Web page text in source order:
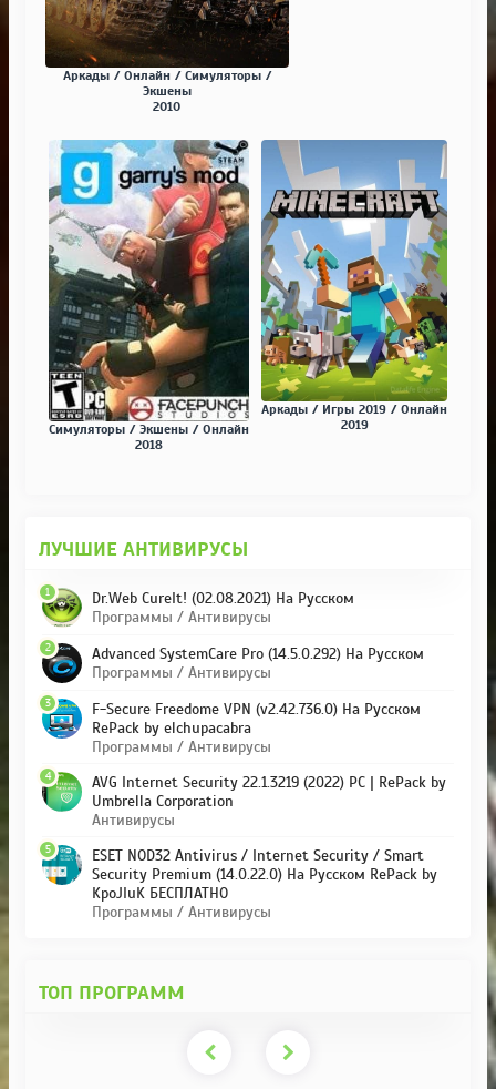
Аркады / Онлайн / Симуляторы /
Экшены
2010
Симуляторы / Экшены / Онлайн
2018
Аркады / Игры 2019 / Онлайн
2019
ЛУЧШИЕ АНТИВИРУСЫ
Dr.Web CureIt! (02.08.2021) На Русском
Программы / Антивирусы
1
Advanced SystemCare Pro (14.5.0.292) На Русском
Программы / Антивирусы
2
F-Secure Freedome VPN (v2.42.736.0) На Русском
RePack by elchupacabra
Программы / Антивирусы
3
AVG Internet Security 22.1.3219 (2022) PC | RePack by
Umbrella Corporation
Антивирусы
4
ESET NOD32 Antivirus / Internet Security / Smart
Security Premium (14.0.22.0) На Русском RePack by
KpoJIuK БЕСПЛАТНО
Программы / Антивирусы
5
ТОП ПРОГРАММ